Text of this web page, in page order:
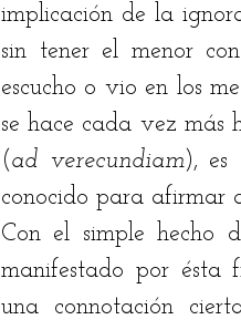
implicación de la
sin tener el menor
escucho o vio en los
se hace cada vez más
(ad verecundiam), es
conocido para afirmar
Con el simple hecho
manifestado por ésta
una connotación